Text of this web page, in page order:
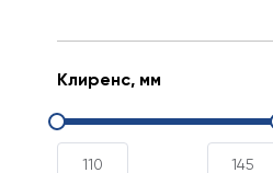
Клиренс, мм